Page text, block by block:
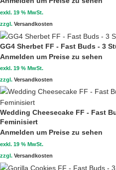
exkl. 19 % MwSt.
zzgl. Versandkosten
GG4 Sherbet FF - Fast Buds - 3
Anmelden um Preise zu sehen
exkl. 19 % MwSt.
zzgl. Versandkosten
Wedding Cheesecake FF - Fast
Feminisiert
Anmelden um Preise zu sehen
exkl. 19 % MwSt.
zzgl. Versandkosten